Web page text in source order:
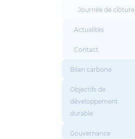
Journée de clôture
Actualités
Contact
Bilan carbone
Objectifs de
développement
durable
Gouvernance